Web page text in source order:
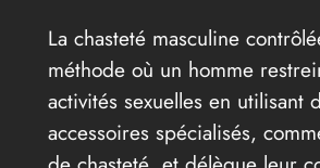
La chasteté masculine
méthode où un homme
activités sexuelles en utilisant
accessoires spécialisés,